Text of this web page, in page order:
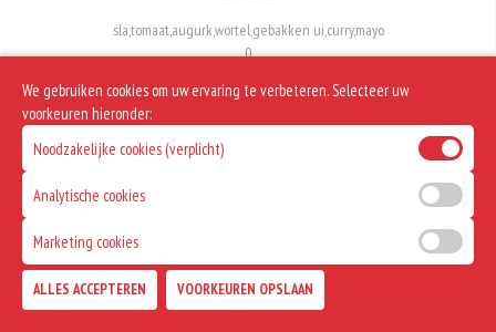
sla,tomaat,augurk,wortel,gebakken ui,curry,mayo
0
We gebruiken cookies om uw ervaring te verbeteren. Selecteer uw
voorkeuren hieronder:
Noodzakelijke cookies (verplicht)
Analytische cookies
Marketing cookies
ALLES ACCEPTEREN VOORKEUREN OPSLAAN